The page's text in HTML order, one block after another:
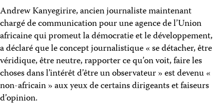
Andrew Kanyegirire, ancien journaliste maintenant
chargé de communication pour une agence de l’Union
africaine qui promeut la démocratie et le développement,
a déclaré que le concept journalistique « se détacher, être
véridique, être neutre, rapporter ce qu’on voit, faire les
choses dans l’intérêt d’être un observateur » est devenu «
non-africain » aux yeux de certains dirigeants et faiseurs
d’opinion.